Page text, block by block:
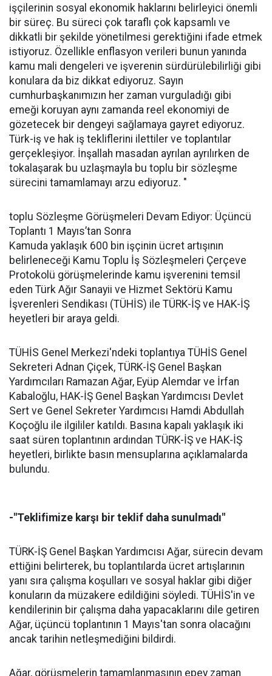
işçilerinin sosyal ekonomik haklarını belirleyici önemli
bir süreç. Bu süreci çok taraflı çok kapsamlı ve
dikkatli bir şekilde yönetilmesi gerektiğini ifade etmek
istiyoruz. Özellikle enflasyon verileri bunun yanında
kamu mali dengeleri ve işverenin sürdürülebilirliği gibi
konulara da biz dikkat ediyoruz. Sayın
cumhurbaşkanımızın her zaman vurguladığı gibi
emeği koruyan aynı zamanda reel ekonomiyi de
gözetecek bir dengeyi sağlamaya gayret ediyoruz.
Türk-iş ve hak iş tekliflerini ilettiler ve toplantılar
gerçekleşiyor. İnşallah masadan ayrılan ayrılırken de
tokalaşarak bu uzlaşmayla bu toplu bir sözleşme
sürecini tamamlamayı arzu ediyoruz. "
toplu Sözleşme Görüşmeleri Devam Ediyor: Üçüncü
Toplantı 1 Mayıs’tan Sonra
Kamuda yaklaşık 600 bin işçinin ücret artışının
belirleneceği Kamu Toplu İş Sözleşmeleri Çerçeve
Protokolü görüşmelerinde kamu işverenini temsil
eden Türk Ağır Sanayii ve Hizmet Sektörü Kamu
İşverenleri Sendikası (TÜHİS) ile TÜRK-İŞ ve HAK-İŞ
heyetleri bir araya geldi.
TÜHİS Genel Merkezi'ndeki toplantıya TÜHİS Genel
Sekreteri Adnan Çiçek, TÜRK-İŞ Genel Başkan
Yardımcıları Ramazan Ağar, Eyüp Alemdar ve İrfan
Kabaloğlu, HAK-İŞ Genel Başkan Yardımcısı Devlet
Sert ve Genel Sekreter Yardımcısı Hamdi Abdullah
Koçoğlu ile ilgililer katıldı. Basına kapalı yaklaşık iki
saat süren toplantının ardından TÜRK-İŞ ve HAK-İŞ
heyetleri, birlikte basın mensuplarına açıklamalarda
bulundu.
-"Teklifimize karşı bir teklif daha sunulmadı"
TÜRK-İŞ Genel Başkan Yardımcısı Ağar, sürecin devam
ettiğini belirterek, bu toplantılarda ücret artışlarının
yanı sıra çalışma koşulları ve sosyal haklar gibi diğer
konuların da müzakere edildiğini söyledi. TÜHİS'in ve
kendilerinin bir çalışma daha yapacaklarını dile getiren
Ağar, üçüncü toplantının 1 Mayıs'tan sonra olacağını
ancak tarihin netleşmediğini bildirdi.
Ağar, görüşmelerin tamamlanmasının epey zaman